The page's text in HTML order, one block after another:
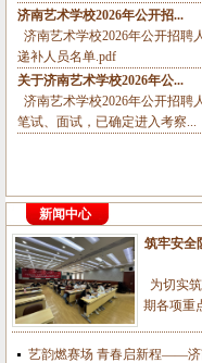
济南艺术学校2026年公开招...
济南艺术学校2026年公开招聘
递补人员名单.pdf
关于济南艺术学校2026年公...
济南艺术学校2026年公开招聘
笔试、面试，已确定进入考察...
新闻中心
筑牢安
为切实
期各项重
艺韵燃赛场 青春启新程——济